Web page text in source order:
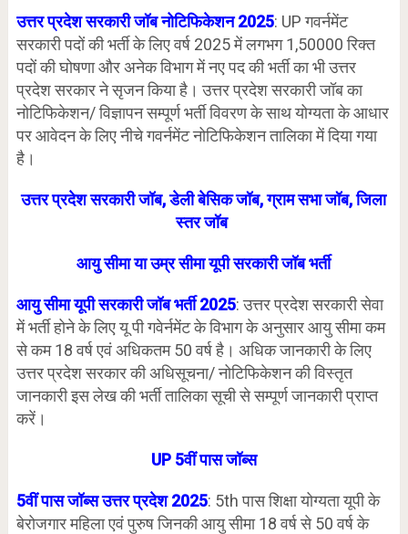
उत्तर प्रदेश सरकारी जॉब नोटिफिकेशन 2025: UP गवर्नमेंट
सरकारी पदों की भर्ती के लिए वर्ष 2025 में लगभग 1,50000 रिक्त
पदों की घोषणा और अनेक विभाग में नए पद की भर्ती का भी उत्तर
प्रदेश सरकार ने सृजन किया है। उत्तर प्रदेश सरकारी जॉब का
नोटिफिकेशन/ विज्ञापन सम्पूर्ण भर्ती विवरण के साथ योग्यता के आधार
पर आवेदन के लिए नीचे गवर्नमेंट नोटिफिकेशन तालिका में दिया गया
है।
उत्तर प्रदेश सरकारी जॉब, डेली बेसिक जॉब, ग्राम सभा जॉब, जिला
स्तर जॉब
आयु सीमा या उम्र सीमा यूपी सरकारी जॉब भर्ती
आयु सीमा यूपी सरकारी जॉब भर्ती 2025: उत्तर प्रदेश सरकारी सेवा
में भर्ती होने के लिए यू पी गवेर्नमेंट के विभाग के अनुसार आयु सीमा कम
से कम 18 वर्ष एवं अधिकतम 50 वर्ष है। अधिक जानकारी के लिए
उत्तर प्रदेश सरकार की अधिसूचना/ नोटिफिकेशन की विस्तृत
जानकारी इस लेख की भर्ती तालिका सूची से सम्पूर्ण जानकारी प्राप्त
करें।
UP 5वीं पास जॉब्स
5वीं पास जॉब्स उत्तर प्रदेश 2025: 5th पास शिक्षा योग्यता यूपी के
बेरोजगार महिला एवं पुरुष जिनकी आयु सीमा 18 वर्ष से 50 वर्ष के